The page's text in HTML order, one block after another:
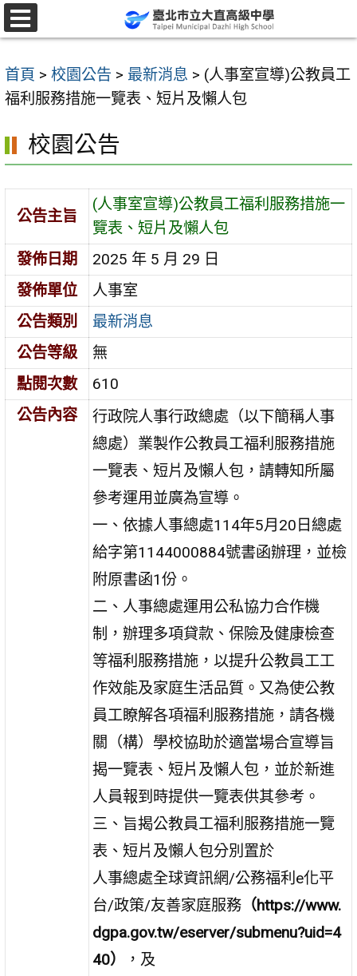
跳
至
要
內
區
首頁 > 校園公告 > 最新消息 > (人事室宣導)公教員工
福利服務措施一覽表、短片及懶人包
校園公告
公告主旨
(人事室宣導)公教員工福利服務措施一
覽表、短片及懶人包
發佈日期
2025 年 5 月 29 日
發佈單位
人事室
公告類別
最新消息
公告等級
無
點閱次數
610
公告內容
行政院人事行政總處（以下簡稱人事
總處）業製作公教員工福利服務措施
一覽表、短片及懶人包，請轉知所屬
參考運用並廣為宣導。
一、依據人事總處114年5月20日總處
給字第1144000884號書函辦理，並檢
附原書函1份。
二、人事總處運用公私協力合作機
制，辦理多項貸款、保險及健康檢查
等福利服務措施，以提升公教員工工
作效能及家庭生活品質。又為使公教
員工瞭解各項福利服務措施，請各機
關（構）學校協助於適當場合宣導旨
揭一覽表、短片及懶人包，並於新進
人員報到時提供一覽表供其參考。
三、旨揭公教員工福利服務措施一覽
表、短片及懶人包分別置於
人事總處全球資訊網/公務福利e化平
台/政策/友善家庭服務 （https://www.
dgpa.gov.tw/eserver/submenu?uid=4
40）
，及
選
單